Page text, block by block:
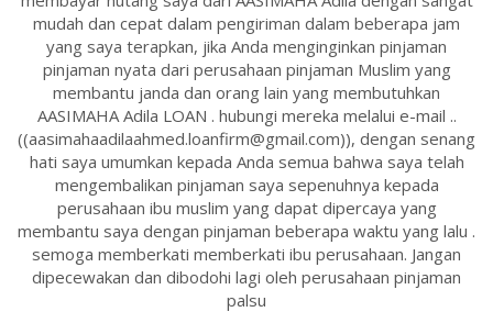
mudah dan cepat dalam pengiriman dalam beberapa jam
yang saya terapkan, jika Anda menginginkan pinjaman
pinjaman nyata dari perusahaan pinjaman Muslim yang
membantu janda dan orang lain yang membutuhkan
AASIMAHA Adila LOAN . hubungi mereka melalui e-mail ..
((aasimahaadilaahmed.loanfirm@gmail.com)), dengan senang
hati saya umumkan kepada Anda semua bahwa saya telah
mengembalikan pinjaman saya sepenuhnya kepada
perusahaan ibu muslim yang dapat dipercaya yang
membantu saya dengan pinjaman beberapa waktu yang lalu .
semoga memberkati memberkati ibu perusahaan. Jangan
dipecewakan dan dibodohi lagi oleh perusahaan pinjaman
palsu